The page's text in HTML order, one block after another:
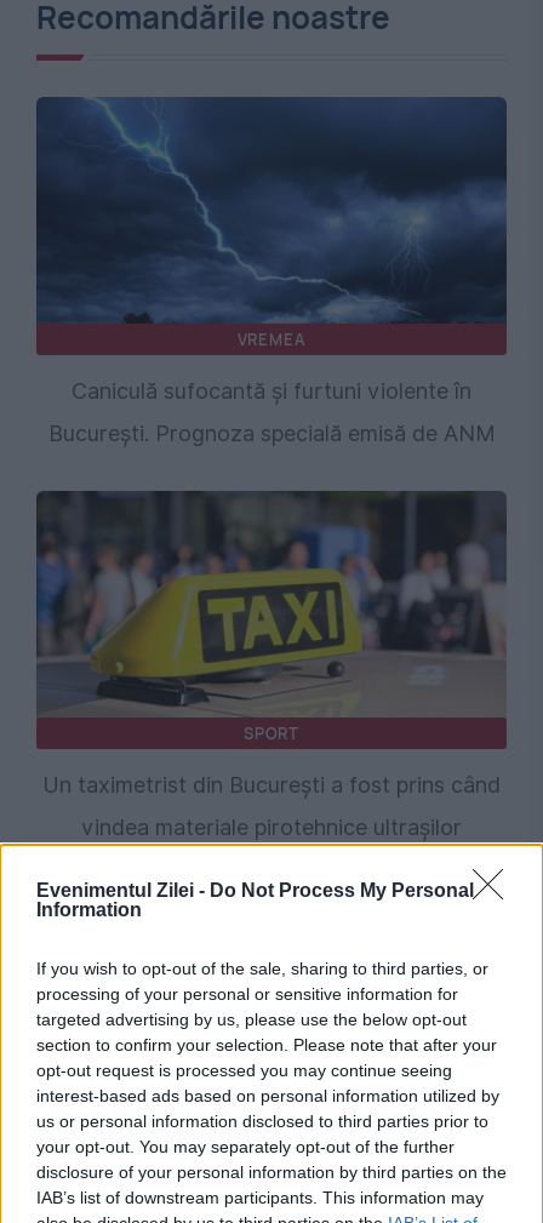
Evenimentul Zilei - Do Not Process My Personal
Information
If you wish to opt-out of the sale, sharing to third parties, or
processing of your personal or sensitive information for
targeted advertising by us, please use the below opt-out
section to confirm your selection. Please note that after your
opt-out request is processed you may continue seeing
interest-based ads based on personal information utilized by
us or personal information disclosed to third parties prior to
your opt-out. You may separately opt-out of the further
disclosure of your personal information by third parties on the
IAB’s list of downstream participants. This information may
Recomandările noastre
VREMEA
Caniculă sufocantă și furtuni violente în
București. Prognoza specială emisă de ANM
SPORT
Un taximetrist din București a fost prins când
vindea materiale pirotehnice ultrașilor
POLITICA
Sorin Grindeanu: Parlamentul a evitat